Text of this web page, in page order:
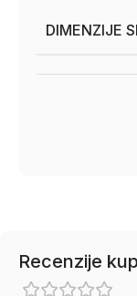
DIMENZIJE
Recenzije